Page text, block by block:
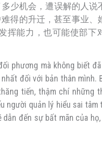
少机会，遭误解的人说
得的升迁，甚至事业、
挥能力，也可能使部下
phương mà không biết
đối với bản thân mình.
tiến, thậm chí những
người quản lý hiểu sai tâm
đến sự bất mãn của